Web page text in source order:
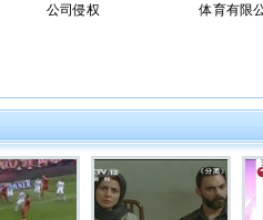
公司侵权
体育有限